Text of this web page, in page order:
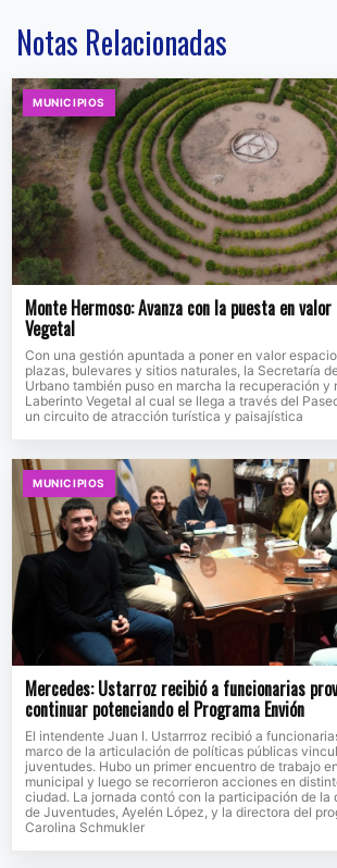
Notas Relacionadas
MUNICIPIOS
Monte Hermoso: Avanza con la puesta en
Vegetal
Con una gestión apuntada a poner en valor
plazas, bulevares y sitios naturales, la Secretaría
Urbano también puso en marcha la recuperación y
Laberinto Vegetal al cual se llega a través del
un circuito de atracción turística y paisajística
MUNICIPIOS
Mercedes: Ustarroz recibió a funcionarias
continuar potenciando el Programa Envión
El intendente Juan I. Ustarrroz recibió a
marco de la articulación de políticas públicas
juventudes. Hubo un primer encuentro de trabajo
municipal y luego se recorrieron acciones en
ciudad. La jornada contó con la participación de la
de Juventudes, Ayelén López, y la directora del
Carolina Schmukler